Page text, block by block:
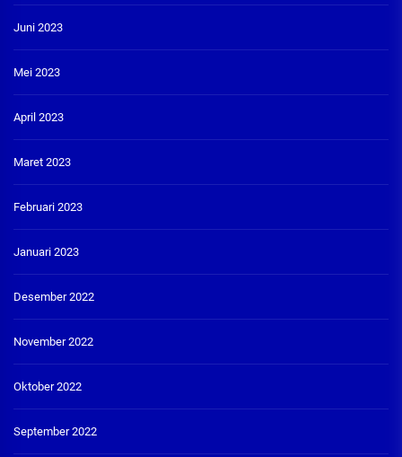
Juni 2023
Mei 2023
April 2023
Maret 2023
Februari 2023
Januari 2023
Desember 2022
November 2022
Oktober 2022
September 2022